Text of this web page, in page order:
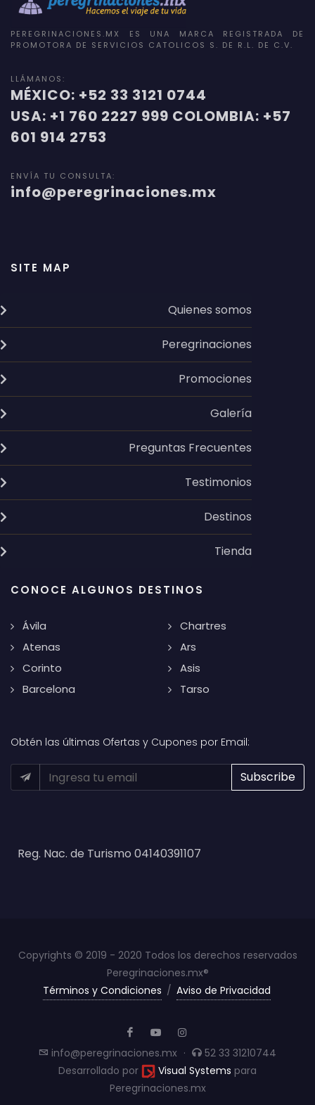
PEREGRINACIONES.MX ES UNA MARCA REGISTRADA DE
PROMOTORA DE SERVICIOS CATOLICOS S. DE R.L. DE C.V.
LLÁMANOS:
MÉXICO: +52 33 3121 0744
USA: +1 760 2227 999 COLOMBIA: +57
601 914 2753
ENVÍA TU CONSULTA:
info@peregrinaciones.mx
SITE MAP
Quienes somos
Peregrinaciones
Promociones
Galería
Preguntas Frecuentes
Testimonios
Destinos
Tienda
CONOCE ALGUNOS DESTINOS
Ávila
Atenas
Corinto
Barcelona
Chartres
Ars
Asis
Tarso
Obtén las últimas Ofertas y Cupones por Email:
Reg. Nac. de Turismo 04140391107
Copyrights © 2019 - 2020 Todos los derechos reservados
Peregrinaciones.mx®
Términos y Condiciones / Aviso de Privacidad
info@peregrinaciones.mx ·
52 33 31210744
Desarrollado por
Visual Systems para
Peregrinaciones.mx